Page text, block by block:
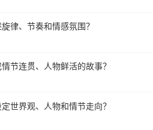
律、节奏和情感氛围？
节连贯、人物鲜活的故事？
世界观、人物和情节走向？